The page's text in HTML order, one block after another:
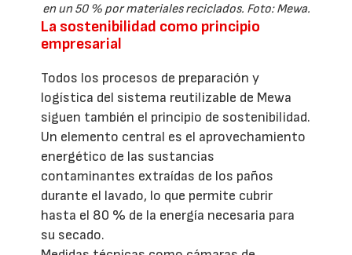
en un 50 % por materiales reciclados. Foto: Mewa.
La sostenibilidad como principio
empresarial
Todos los procesos de preparación y
logística del sistema reutilizable de Mewa
siguen también el principio de sostenibilidad.
Un elemento central es el aprovechamiento
energético de las sustancias
contaminantes extraídas de los paños
durante el lavado, lo que permite cubrir
hasta el 80 % de la energía necesaria para
su secado.